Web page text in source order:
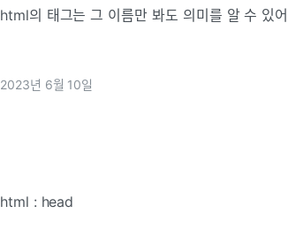
html의 태그는 그 이름만 봐도 의미를 알 수 있
2023년 6월 10일
html : head